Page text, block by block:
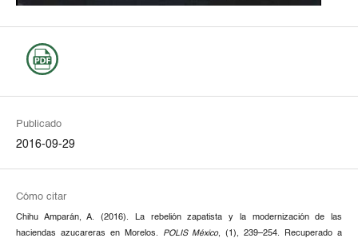
Publicado
2016-09-29
Cómo citar
Chihu Amparán, A. (2016). La rebelión zapatista y la modernización de las
haciendas azucareras en Morelos.
POLIS México, (1), 239–254. Recuperado a